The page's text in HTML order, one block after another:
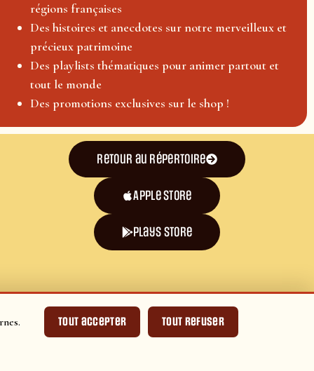
Tout accepter Tout refuser
régions françaises
Des histoires et anecdotes sur notre merveilleux et
précieux patrimoine
Des playlists thématiques pour animer partout et
tout le monde
Des promotions exclusives sur le shop !
Retour au répertoire
Apple Store
plays store